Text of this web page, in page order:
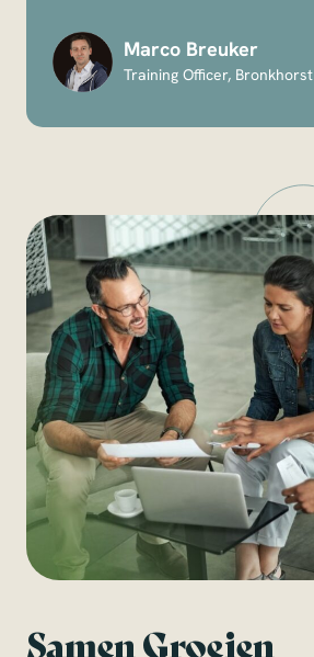
Marco Breuker
Training Officer, Bronkhorst
Samen Groeien